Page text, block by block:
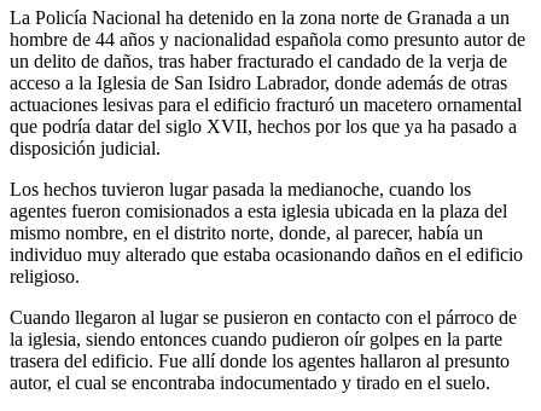
La Policía Nacional ha detenido en la zona norte de Granada a un
hombre de 44 años y nacionalidad española como presunto autor de
un delito de daños, tras haber fracturado el candado de la verja de
acceso a la Iglesia de San Isidro Labrador, donde además de otras
actuaciones lesivas para el edificio fracturó un macetero ornamental
que podría datar del siglo XVII, hechos por los que ya ha pasado a
disposición judicial.
Los hechos tuvieron lugar pasada la medianoche, cuando los
agentes fueron comisionados a esta iglesia ubicada en la plaza del
mismo nombre, en el distrito norte, donde, al parecer, había un
individuo muy alterado que estaba ocasionando daños en el edificio
religioso.
Cuando llegaron al lugar se pusieron en contacto con el párroco de
la iglesia, siendo entonces cuando pudieron oír golpes en la parte
trasera del edificio. Fue allí donde los agentes hallaron al presunto
autor, el cual se encontraba indocumentado y tirado en el suelo.